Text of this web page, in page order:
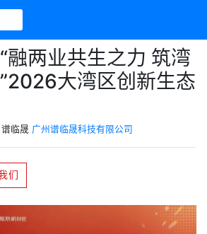
融两业共生之力 筑湾
大湾区创新生态
临晟 广州谱临晟科技有限公司
们